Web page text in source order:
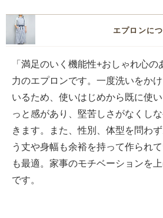
エプロンに
「満足のいく機能性+おしゃれ心
力のエプロンです。一度洗いをか
いるため、使いはじめから既に使
っと感があり、堅苦しさがなくし
きます。また、性別、体型を問わ
う丈や身幅も余裕を持って作られ
も最適。家事のモチベーションを
です。